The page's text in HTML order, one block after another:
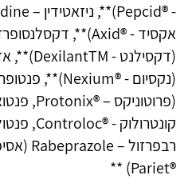
®Pariet) **